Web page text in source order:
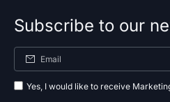
Subscribe to our
Yes, I would like to receive